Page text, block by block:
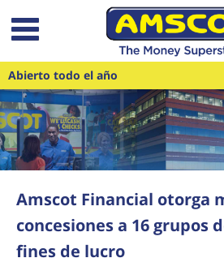
Saltar al contenido principal
Abierto todo el año
Amscot Financial otorga
concesiones a 16 grupos
fines de lucro